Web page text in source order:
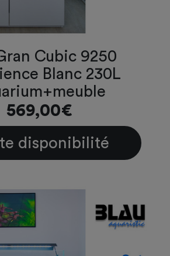
Cubic 9250
Blanc 230L
569,00€
disponibilité